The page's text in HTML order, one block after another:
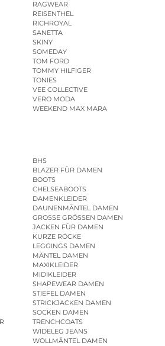
RAGWEAR
REISENTHEL
RICHROYAL
SANETTA
SKINY
SOMEDAY
TOM FORD
TOMMY HILFIGER
TONIES
VEE COLLECTIVE
VERO MODA
WEEKEND MAX MARA
BHS
BLAZER FÜR DAMEN
BOOTS
CHELSEABOOTS
DAMENKLEIDER
DAUNENMÄNTEL DAMEN
GROSSE GRÖSSEN DAMEN
JACKEN FÜR DAMEN
KURZE RÖCKE
LEGGINGS DAMEN
MÄNTEL DAMEN
MAXIKLEIDER
MIDIKLEIDER
SHAPEWEAR DAMEN
STIEFEL DAMEN
STRICKJACKEN DAMEN
SOCKEN DAMEN
TRENCHCOATS
WIDELEG JEANS
WOLLMÄNTEL DAMEN